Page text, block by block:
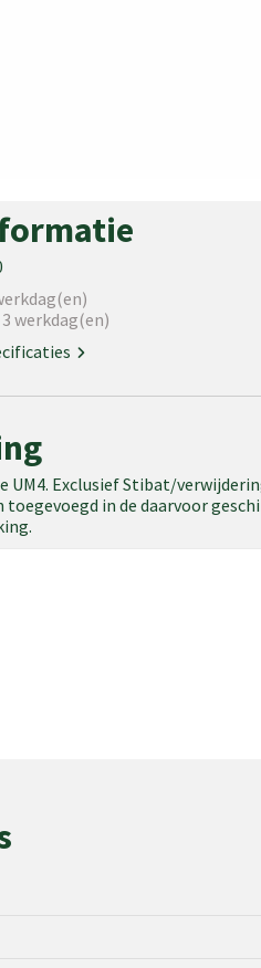
3 werkdag(en)
Exclusief Stibat/
toegevoegd in de daarvoor